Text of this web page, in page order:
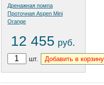
Дренажная помпа
Проточная Aspen Mini
Orange
12 455 руб.
шт.